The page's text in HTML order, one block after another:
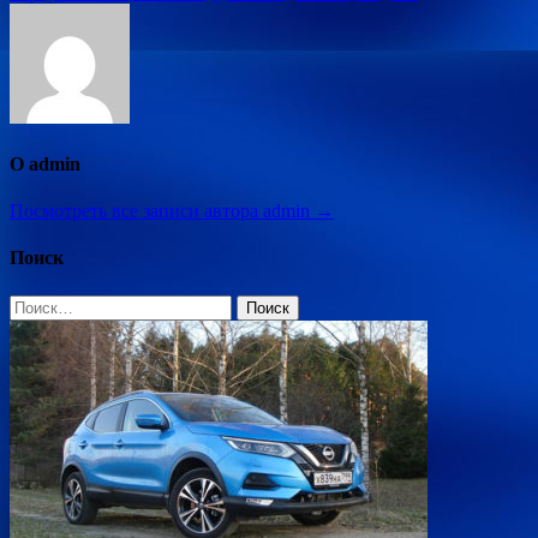
О admin
Посмотреть все записи автора admin →
Поиск
Найти: